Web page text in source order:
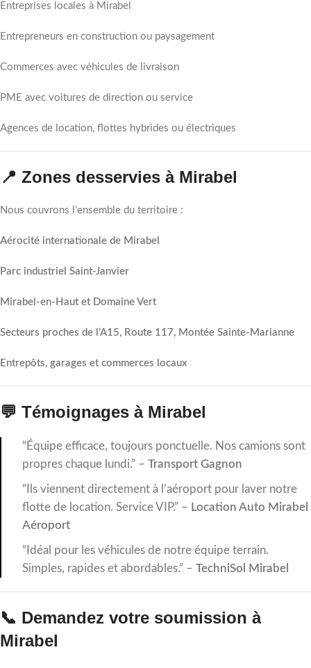
Entreprises locales à Mirabel
Entrepreneurs en construction ou paysagement
Commerces avec véhicules de livraison
PME avec voitures de direction ou service
Agences de location, flottes hybrides ou électriques
📍 Zones desservies à Mirabel
Nous couvrons l’ensemble du territoire :
Aérocité internationale de Mirabel
Parc industriel Saint-Janvier
Mirabel-en-Haut et Domaine Vert
Secteurs proches de l’A15, Route 117, Montée Sainte-Marianne
Entrepôts, garages et commerces locaux
💬 Témoignages à Mirabel
“Équipe efficace, toujours ponctuelle. Nos camions sont
propres chaque lundi.” – Transport Gagnon
“Ils viennent directement à l’aéroport pour laver notre
flotte de location. Service VIP.” – Location Auto Mirabel
Aéroport
“Idéal pour les véhicules de notre équipe terrain.
Simples, rapides et abordables.” – TechniSol Mirabel
📞 Demandez votre soumission à
Mirabel